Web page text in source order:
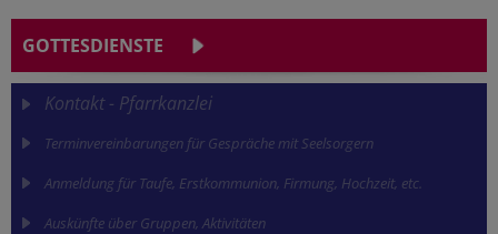
GOTTESDIENSTE
Kontakt - Pfarrkanzlei
Terminvereinbarungen für Gespräche mit Seelsorgern
Anmeldung für Taufe, Erstkommunion, Firmung, Hochzeit, etc.
Auskünfte über Gruppen, Aktivitäten